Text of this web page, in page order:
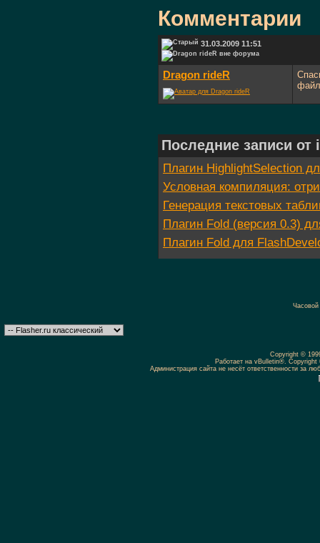
Комментарии
31.03.2009 11:51
Dragon rideR
Последние записи от
Плагин HighlightSelection
Условная компиляция:
Генерация текстовых
Плагин Fold (версия 0.3)
Плагин Fold для
Copyright ©
Работает на vBulletin®.
Администрация сайта не несёт ответственности за